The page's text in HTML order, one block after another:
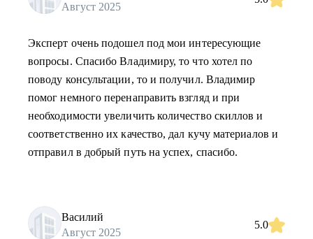
Август 2025
Эксперт очень подошел под мои интересующие
вопросы. Спасибо Владимиру, то что хотел по
поводу консультации, то и получил. Владимир
помог немного перенаправить взгляд и при
необходимости увеличить количество скиллов и
соответственно их качество, дал кучу материалов и
отправил в добрый путь на успех, спасибо.
Василий
Август 2025
5.0